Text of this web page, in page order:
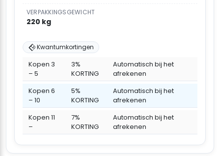
VERPAKKINGSGEWICHT
220 kg
Kwantumkortingen
Kopen 3
– 5
3%
KORTING
Automatisch bij het
afrekenen
Kopen 6
– 10
5%
KORTING
Automatisch bij het
afrekenen
Kopen 11
–
7%
KORTING
Automatisch bij het
afrekenen